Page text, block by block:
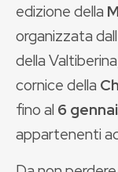
edizione della
organizzata
della
cornice della
fino al 6
appartenenti